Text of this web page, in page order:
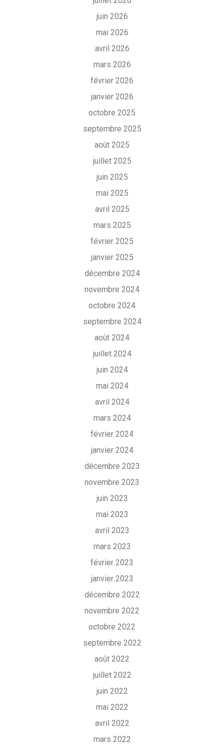
juin 2026
mai 2026
avril 2026
mars 2026
février 2026
janvier 2026
octobre 2025
septembre 2025
août 2025
juillet 2025
juin 2025
mai 2025
avril 2025
mars 2025
février 2025
janvier 2025
décembre 2024
novembre 2024
octobre 2024
septembre 2024
août 2024
juillet 2024
juin 2024
mai 2024
avril 2024
mars 2024
février 2024
janvier 2024
décembre 2023
novembre 2023
juin 2023
mai 2023
avril 2023
mars 2023
février 2023
janvier 2023
décembre 2022
novembre 2022
octobre 2022
septembre 2022
août 2022
juillet 2022
juin 2022
mai 2022
avril 2022
mars 2022